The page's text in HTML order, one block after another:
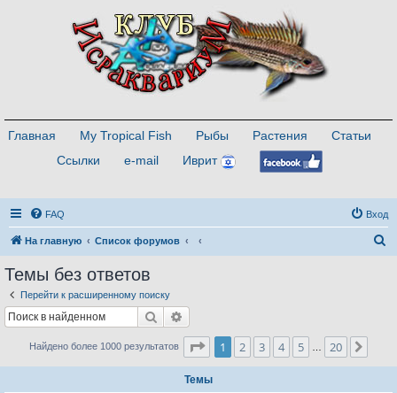
Главная My Tropical Fish Рыбы Растения
Статьи
Ссылки
e-mail Иврит
FAQ Вход
На главную Список форумов
Темы без ответов
Перейти к расширенному поиску
Поиск
Найдено более 1000 результатов Страница1 из
1 2 3 4 5 20
Темы